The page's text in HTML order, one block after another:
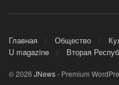
Главная Общество
U magazine
Вторая
© 2026 JNews- Premium